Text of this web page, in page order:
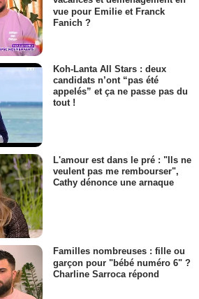
vue pour Emilie et Franck
Fanich ?
Koh-Lanta All Stars : deux
candidats n’ont “pas été
appelés” et ça ne passe pas du
tout !
L'amour est dans le pré : "Ils ne
veulent pas me rembourser",
Cathy dénonce une arnaque
Familles nombreuses : fille ou
garçon pour "bébé numéro 6" ?
Charline Sarroca répond